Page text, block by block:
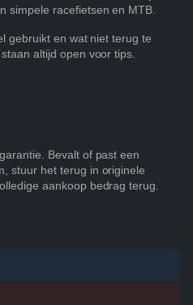
simpele racefietsen en MTB.
gebruikt en wat niet terug te
altijd open voor tips.
Bevalt of past een
stuur het terug in originele
aankoop bedrag terug.